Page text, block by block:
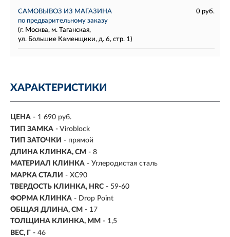
САМОВЫВОЗ ИЗ МАГАЗИНА
0 руб.
по предварительному заказу
(г. Москва, м. Таганская,
ул. Большие Каменщики, д. 6, стр. 1)
ХАРАКТЕРИСТИКИ
ЦЕНА - 1 690 руб.
ТИП ЗАМКА - Viroblock
ТИП ЗАТОЧКИ - прямой
ДЛИНА КЛИНКА, СМ - 8
МАТЕРИАЛ КЛИНКА - Углеродистая сталь
МАРКА СТАЛИ - ХС90
ТВЕРДОСТЬ КЛИНКА, HRC - 59-60
ФОРМА КЛИНКА - Drop Point
ОБЩАЯ ДЛИНА, СМ - 17
ТОЛЩИНА КЛИНКА, ММ - 1,5
ВЕС, Г - 46